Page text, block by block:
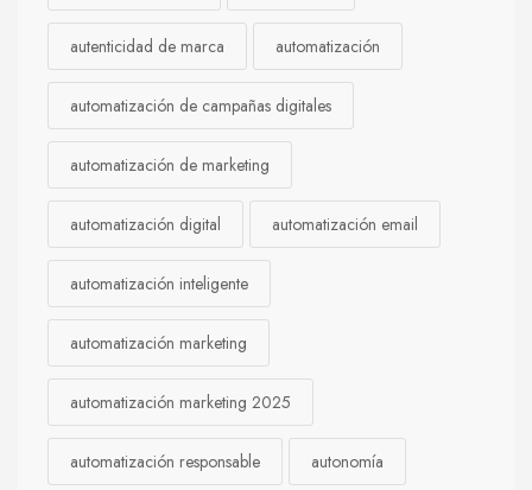
autenticidad de marca automatización
automatización de campañas digitales
automatización de marketing
automatización digital automatización email
automatización inteligente
automatización marketing
automatización marketing 2025
automatización responsable autonomía